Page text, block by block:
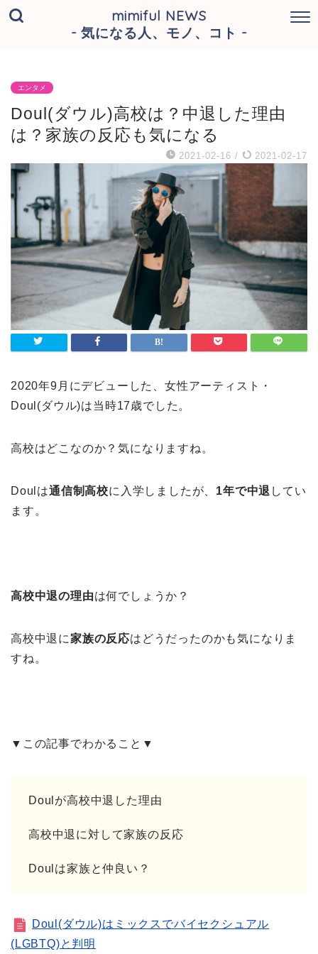
mimiful NEWS
- 気になる人、モノ、コト -
エンタメ
Doul(ダウル)高校は？中退した理由
は？家族の反応も気になる
2021-02-16 / 2021-02-17
2020年9月にデビューした、女性アーティスト・
Doul(ダウル)は当時17歳でした。
高校はどこなのか？気になりますね。
Doulは通信制高校に入学しましたが、 1年で中退 してい
ます。
高校中退の理由は何でしょうか？
高校中退に家族の反応はどうだったのかも気になりま
すね。
▼この記事でわかること▼
Doulが高校中退した理由
高校中退に対して家族の反応
Doulは家族と仲良い？
Doul(ダウル)はミックスでバイセクシュアル
(LGBTQ)と判明